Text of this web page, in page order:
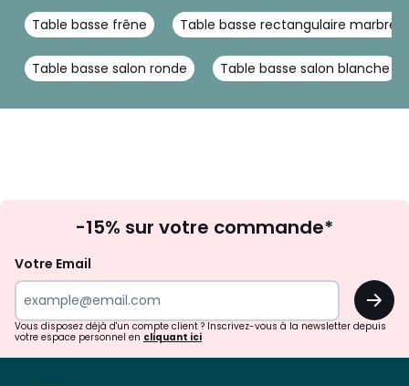
Table basse frêne Table basse rectangulaire marbre
Table basse salon ronde Table basse salon blanche
à
newsletter
-15% sur votre commande*
Votre Email
OK
Vous disposez déjà d'un compte client ? Inscrivez-vous à la newsletter depuis
votre espace personnel en cliquant ici